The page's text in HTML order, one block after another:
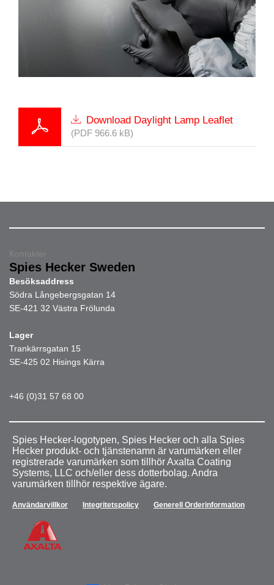
Download Daylight Lamp Leaflet
(PDF 966.6 kB)
Kontakter
Spies Hecker Sweden
Besöksaddress
Södra Långebergsgatan 14
SE-421 32 Västra Frölunda
Lager
Trankärrsgatan 15
SE-425 02 Hisings Kärra
+46 (0)31 57 68 00
Spies Hecker-logotypen, Spies Hecker och alla Spies
Hecker produkt- och tjänstenamn är varumärken eller
registrerade varumärken som tillhör Axalta Coating
Systems, LLC och/eller dess dotterbolag. Andra
varumärken tillhör respektive ägare.
Användarvillkor Integritetspolicy Generell Orderinformation